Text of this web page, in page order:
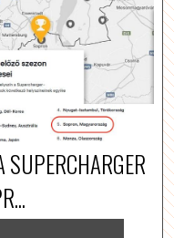
SUPERCHARGER